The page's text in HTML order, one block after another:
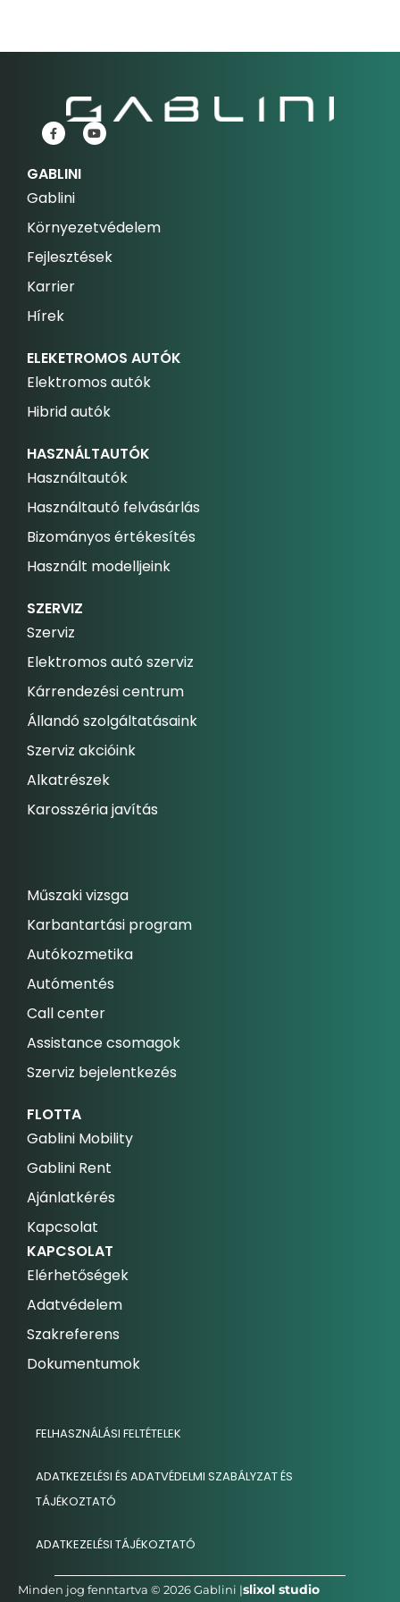
GABLINI
Gablini
Környezetvédelem
Fejlesztések
Karrier
Hírek
ELEKETROMOS AUTÓK
Elektromos autók
Hibrid autók
HASZNÁLTAUTÓK
Használtautók
Használtautó felvásárlás
Bizományos értékesítés
Használt modelljeink
SZERVIZ
Szerviz
Elektromos autó szerviz
Kárrendezési centrum
Állandó szolgáltatásaink
Szerviz akcióink
Alkatrészek
Karosszéria javítás
Műszaki vizsga
Karbantartási program
Autókozmetika
Autómentés
Call center
Assistance csomagok
Szerviz bejelentkezés
FLOTTA
Gablini Mobility
Gablini Rent
Ajánlatkérés
Kapcsolat
KAPCSOLAT
Elérhetőségek
Adatvédelem
Szakreferens
Dokumentumok
FELHASZNÁLÁSI FELTÉTELEK
ADATKEZELÉSI ÉS ADATVÉDELMI SZABÁLYZAT ÉS
TÁJÉKOZTATÓ
ADATKEZELÉSI TÁJÉKOZTATÓ
Minden jog fenntartva © 2026 Gablini |slixol studio